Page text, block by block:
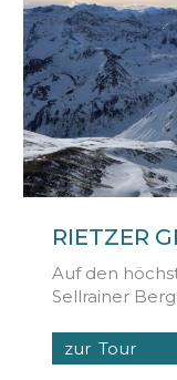
RIETZER
Auf den
Sellrainer
zur Tour